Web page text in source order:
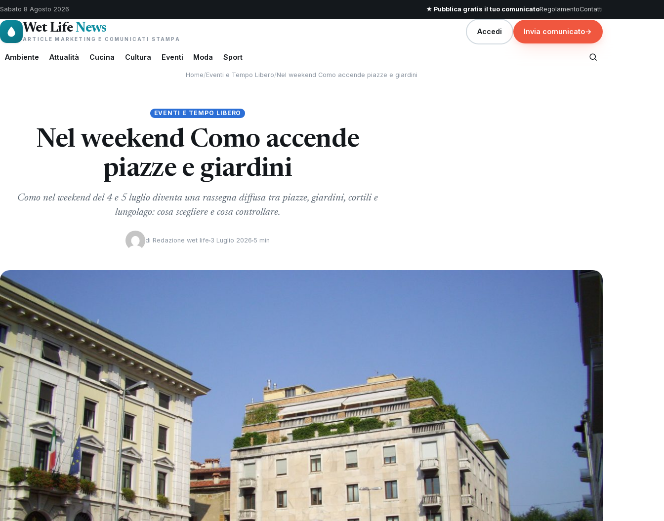
Sabato 8 Agosto 2026 ★ Pubblica gratis il tuo comunicatoRegolamentoContatti
Wet LifeNews
ARTICLE MARKETING E COMUNICATI STAMPA
Accedi Invia comunicato→
Ambiente Attualità Cucina Cultura Eventi Moda Sport
Home/Eventi e Tempo Libero/Nel weekend Como accende piazze e giardini
EVENTI E TEMPO LIBERO
Nel weekend Como accende
piazze e giardini
Como nel weekend del 4 e 5 luglio diventa una rassegna diffusa tra piazze, giardini, cortili e
lungolago: cosa scegliere e cosa controllare.
di Redazione wet life 3 Luglio 2026 5 min